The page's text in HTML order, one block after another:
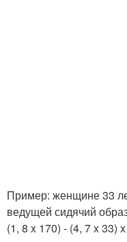
Пример: женщине 33
ведущей сидячий
(1, 8 x 170) - (4, 7 x 33)